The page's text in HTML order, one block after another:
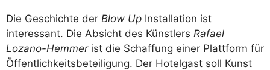
Die Geschichte der Blow Up Installation ist
interessant. Die Absicht des Künstlers Rafael
Lozano-Hemmerist die Schaffung einer Plattform für
Öffentlichkeitsbeteiligung. Der Hotelgast soll Kunst